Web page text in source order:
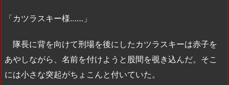
「カツラスキー様……」
隊長に背を向けて刑場を後にしたカツラスキーは赤子を
あやしながら、名前を付けようと股間を覗き込んだ。そこ
には小さな突起がちょこんと付いていた。